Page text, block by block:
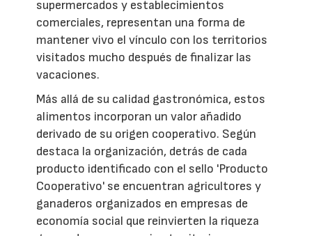
supermercados y establecimientos
comerciales, representan una forma de
mantener vivo el vínculo con los territorios
visitados mucho después de finalizar las
vacaciones.
Más allá de su calidad gastronómica, estos
alimentos incorporan un valor añadido
derivado de su origen cooperativo. Según
destaca la organización, detrás de cada
producto identificado con el sello 'Producto
Cooperativo' se encuentran agricultores y
ganaderos organizados en empresas de
economía social que reinvierten la riqueza